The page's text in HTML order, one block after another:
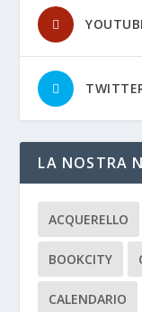
LA NOSTRA
ACQUERELLO
BOOKCITY
CALENDARIO